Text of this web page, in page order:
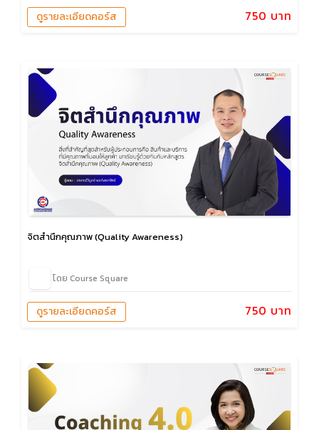
750 บาท
ดูรายละเอียดคอร์ส
จิตสำนึกคุณภาพ (Quality Awareness)
โดย Course Square
750 บาท
ดูรายละเอียดคอร์ส